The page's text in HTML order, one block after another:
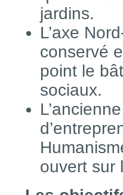
jardins.
L’axe
conservé
point le
sociaux.
ouvert sur